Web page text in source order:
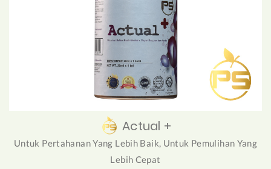
Actual +
Untuk Pertahanan Yang Lebih Baik, Untuk Pemulihan Yang
Lebih Cepat